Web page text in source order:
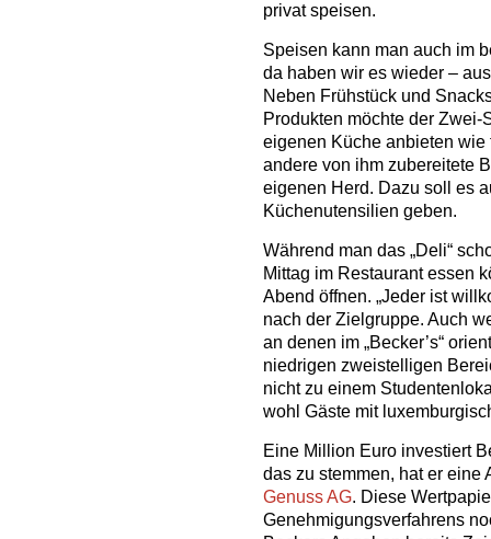
privat speisen.
Speisen kann man auch im
da haben wir es wieder –
Neben Frühstück und
Produkten möchte der
eigenen Küche anbieten
andere von ihm zubereitete
eigenen Herd. Dazu soll es
Küchenutensilien geben.
Während man das „Deli“
Mittag im Restaurant essen
Abend öffnen. „Jeder ist
nach der Zielgruppe. Auch
an denen im „Becker’s“
niedrigen zweistelligen
nicht zu einem
wohl Gäste mit
Eine Million Euro investiert
das zu stemmen, hat er eine
Genuss AG. Diese
Genehmigungsverfahrens